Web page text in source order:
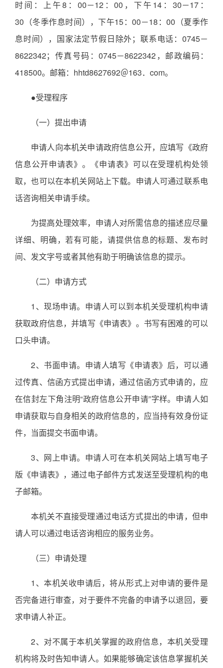
时间：上午8：00－12：00，下午14：30－17：
30（冬季作息时间），下午15：00－18：00（夏季作
息时间），国家法定节假日除外；联系电话：0745－
8622342；传真号码：0745－8622342，邮政编码：
418500。邮箱：hhtd8627692＠163．com。
●受理程序
（一）提出申请
申请人向本机关申请政府信息公开，应填写《政府
信息公开申请表》。《申请表》可以在受理机构处领
取，也可以在本机关网站上下载。申请人可通过联系电
话咨询相关申请手续。
为提高处理效率，申请人对所需信息的描述应尽量
详细、明确，若有可能，请提供信息的标题、发布时
间、发文字号或者其他有助于明确该信息的提示。
（二）申请方式
1、现场申请。申请人可以到本机关受理机构申请
获取政府信息，并填写《申请表》。书写有困难的可以
口头申请。
2、书面申请。申请人填写《申请表》后，可以通
过传真、信函方式提出申请，通过信函方式申请的，应
在信封左下角注明“政府信息公开申请”字样。申请人如
申请获取与自身相关的政府信息的，应当持有效身份证
件，当面提交书面申请。
3、网上申请。申请人可在本机关网站上填写电子
版《申请表》，通过电子邮件方式发送至受理机构的电
子邮箱。
本机关不直接受理通过电话方式提出的申请，但申
请人可以通过电话咨询相应的服务业务。
（三）申请处理
1、本机关收申请后，将从形式上对申请的要件是
否完备进行审查，对于要件不完备的申请予以退回，要
求申请人补正。
2、对不属于本机关掌握的政府信息，本机关受理
机构将及时告知申请人。如果能够确定该信息掌握机关